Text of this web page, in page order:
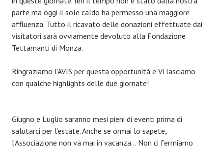
parte ma oggi il sole caldo ha permesso una maggiore
affluenza. Tutto il ricavato delle donazioni effettuate dai
visitatori sarà ovviamente devoluto alla Fondazione
Tettamanti di Monza.
Ringraziamo l’AVIS per questa opportunità e Vi lasciamo
con qualche highlights delle due giornate!
Giugno e Luglio saranno mesi pieni di eventi prima di
salutarci per l’estate. Anche se ormai lo sapete,
l’Associazione non va mai in vacanza… Non ci fermiamo